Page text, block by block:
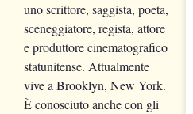
uno scrittore, saggista, poeta,
sceneggiatore, regista, attore
e produttore cinematografico
statunitense. Attualmente
vive a Brooklyn, New York.
È conosciuto anche con gli